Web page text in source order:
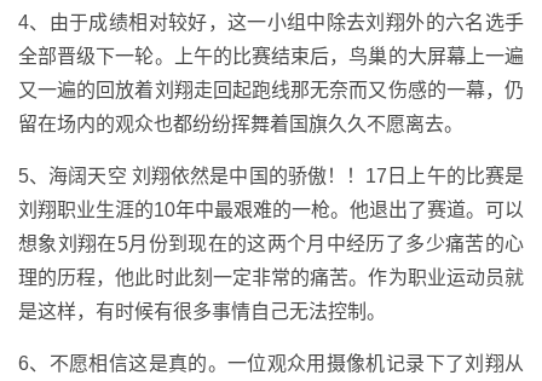
4、由于成绩相对较好，这一小组中除去刘翔外的六名选手
全部晋级下一轮。上午的比赛结束后，鸟巢的大屏幕上一遍
又一遍的回放着刘翔走回起跑线那无奈而又伤感的一幕，仍
留在场内的观众也都纷纷挥舞着国旗久久不愿离去。
5、海阔天空 刘翔依然是中国的骄傲！！17日上午的比赛是
刘翔职业生涯的10年中最艰难的一枪。他退出了赛道。可以
想象刘翔在5月份到现在的这两个月中经历了多少痛苦的心
理的历程，他此时此刻一定非常的痛苦。作为职业运动员就
是这样，有时候有很多事情自己无法控制。
6、不愿相信这是真的。一位观众用摄像机记录下了刘翔从